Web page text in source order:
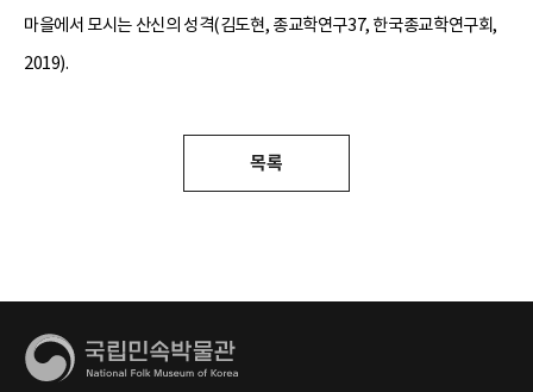
마을에서 모시는 산신의 성격(김도현, 종교학연구37, 한국종교학연구회,
2019).
목록